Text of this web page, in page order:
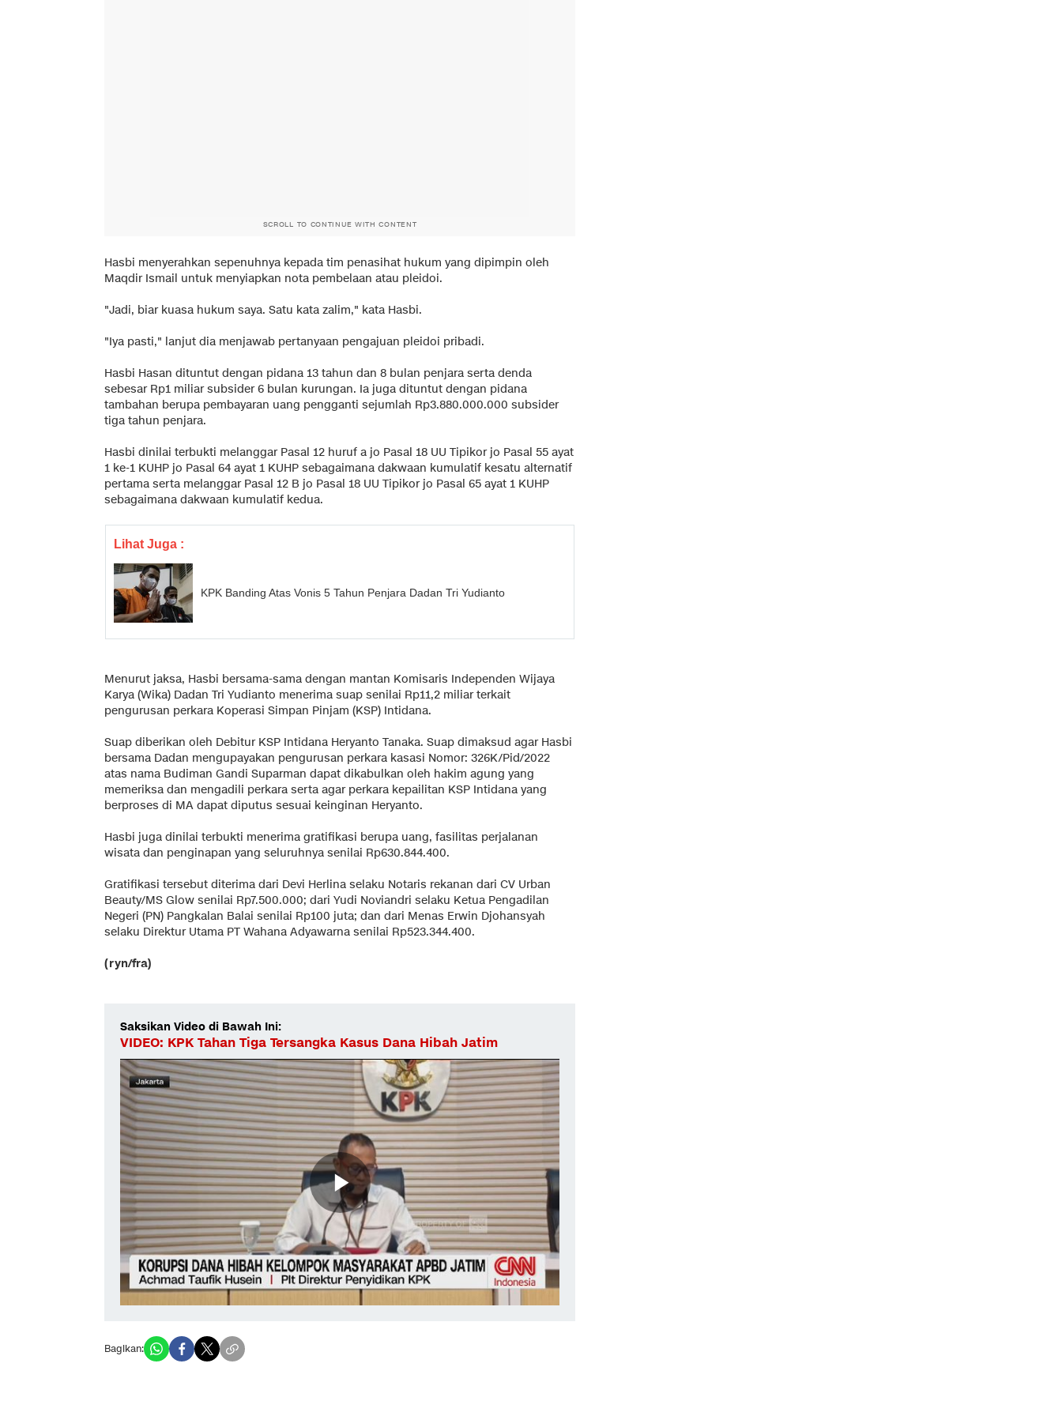
SCROLL TO CONTINUE WITH CONTENT
Hasbi menyerahkan sepenuhnya kepada tim penasihat hukum yang dipimpin oleh
Maqdir Ismail untuk menyiapkan nota pembelaan atau pleidoi.
"Jadi, biar kuasa hukum saya. Satu kata zalim," kata Hasbi.
"Iya pasti," lanjut dia menjawab pertanyaan pengajuan pleidoi pribadi.
Hasbi Hasan dituntut dengan pidana 13 tahun dan 8 bulan penjara serta denda
sebesar Rp1 miliar subsider 6 bulan kurungan. Ia juga dituntut dengan pidana
tambahan berupa pembayaran uang pengganti sejumlah Rp3.880.000.000 subsider
tiga tahun penjara.
Hasbi dinilai terbukti melanggar Pasal 12 huruf a jo Pasal 18 UU Tipikor jo Pasal 55 ayat
1 ke-1 KUHP jo Pasal 64 ayat 1 KUHP sebagaimana dakwaan kumulatif kesatu alternatif
pertama serta melanggar Pasal 12 B jo Pasal 18 UU Tipikor jo Pasal 65 ayat 1 KUHP
sebagaimana dakwaan kumulatif kedua.
Lihat Juga :
KPK Banding Atas Vonis 5 Tahun Penjara Dadan Tri Yudianto
Menurut jaksa, Hasbi bersama-sama dengan mantan Komisaris Independen Wijaya
Karya (Wika) Dadan Tri Yudianto menerima suap senilai Rp11,2 miliar terkait
pengurusan perkara Koperasi Simpan Pinjam (KSP) Intidana.
Suap diberikan oleh Debitur KSP Intidana Heryanto Tanaka. Suap dimaksud agar Hasbi
bersama Dadan mengupayakan pengurusan perkara kasasi Nomor: 326K/Pid/2022
atas nama Budiman Gandi Suparman dapat dikabulkan oleh hakim agung yang
memeriksa dan mengadili perkara serta agar perkara kepailitan KSP Intidana yang
berproses di MA dapat diputus sesuai keinginan Heryanto.
Hasbi juga dinilai terbukti menerima gratifikasi berupa uang, fasilitas perjalanan
wisata dan penginapan yang seluruhnya senilai Rp630.844.400.
Gratifikasi tersebut diterima dari Devi Herlina selaku Notaris rekanan dari CV Urban
Beauty/MS Glow senilai Rp7.500.000; dari Yudi Noviandri selaku Ketua Pengadilan
Negeri (PN) Pangkalan Balai senilai Rp100 juta; dan dari Menas Erwin Djohansyah
selaku Direktur Utama PT Wahana Adyawarna senilai Rp523.344.400.
(ryn/fra)
Saksikan Video di Bawah Ini:
VIDEO: KPK Tahan Tiga Tersangka Kasus Dana Hibah Jatim
Bagikan: